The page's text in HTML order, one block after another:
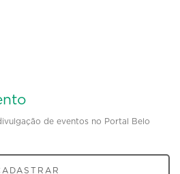
de eventos no Portal Belo